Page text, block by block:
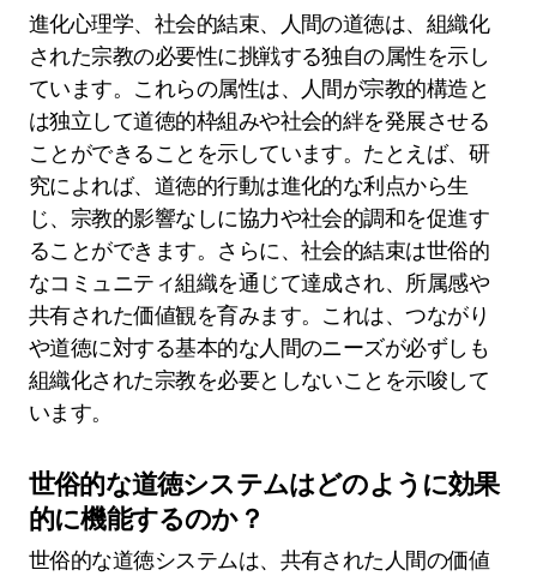
進化心理学、社会的結束、人間の道徳は、組織化
された宗教の必要性に挑戦する独自の属性を示し
ています。これらの属性は、人間が宗教的構造と
は独立して道徳的枠組みや社会的絆を発展させる
ことができることを示しています。たとえば、研
究によれば、道徳的行動は進化的な利点から生
じ、宗教的影響なしに協力や社会的調和を促進す
ることができます。さらに、社会的結束は世俗的
なコミュニティ組織を通じて達成され、所属感や
共有された価値観を育みます。これは、つながり
や道徳に対する基本的な人間のニーズが必ずしも
組織化された宗教を必要としないことを示唆して
います。
世俗的な道徳システムはどのように効果
的に機能するのか？
世俗的な道徳システムは、共有された人間の価値